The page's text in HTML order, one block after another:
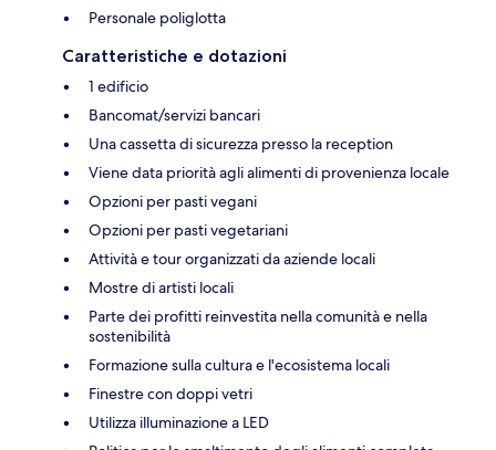
Personale poliglotta
Caratteristiche e dotazioni
1 edificio
Bancomat/servizi bancari
Una cassetta di sicurezza presso la reception
Viene data priorità agli alimenti di provenienza locale
Opzioni per pasti vegani
Opzioni per pasti vegetariani
Attività e tour organizzati da aziende locali
Mostre di artisti locali
Parte dei profitti reinvestita nella comunità e nella
sostenibilità
Formazione sulla cultura e l'ecosistema locali
Finestre con doppi vetri
Utilizza illuminazione a LED